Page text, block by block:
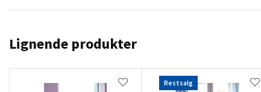
Lignende produkter
Restsalg